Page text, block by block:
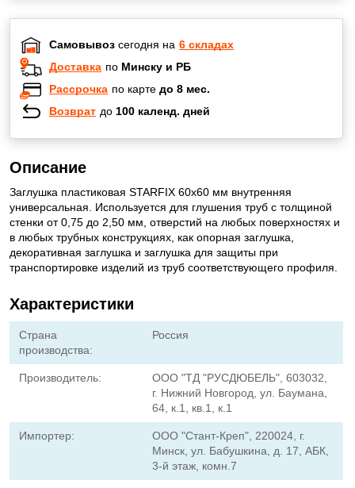
Самовывоз сегодня на 6 складах
Доставка по Минску и РБ
Рассрочка по карте до 8 мес.
Возврат до 100 календ. дней
Описание
Заглушка пластиковая STARFIX 60x60 мм внутренняя
универсальная. Используется для глушения труб с толщиной
стенки от 0,75 до 2,50 мм, отверстий на любых поверхностях и
в любых трубных конструкциях, как опорная заглушка,
декоративная заглушка и заглушка для защиты при
транспортировке изделий из труб соответствующего профиля.
Характеристики
Страна
производства:
Россия
Производитель:
ООО "ТД "РУСДЮБЕЛЬ", 603032,
г. Нижний Новгород, ул. Баумана,
64, к.1, кв.1, к.1
Импортер:
ООО "Стант-Креп", 220024, г.
Минск, ул. Бабушкина, д. 17, АБК,
3-й этаж, комн.7